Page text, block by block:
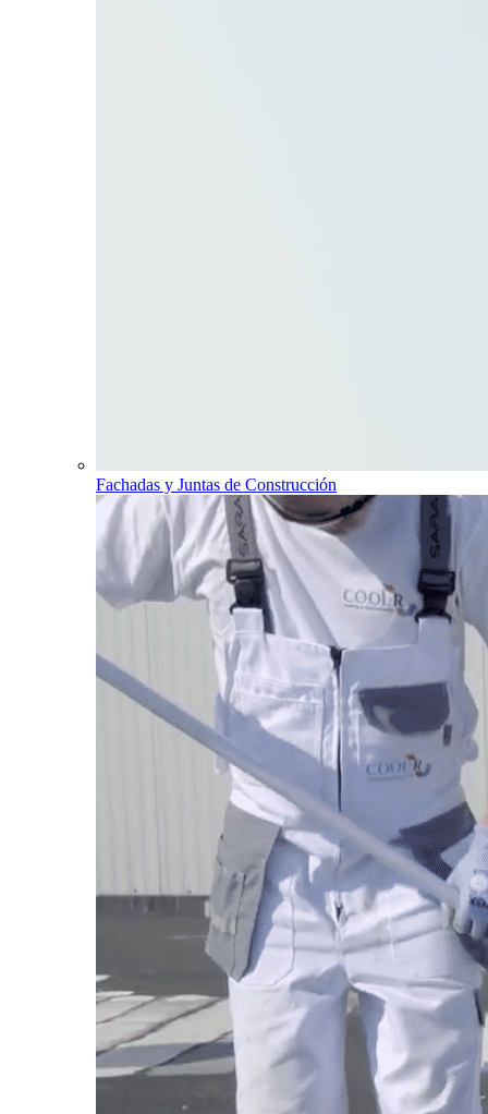
Fachadas y Juntas de Construcción